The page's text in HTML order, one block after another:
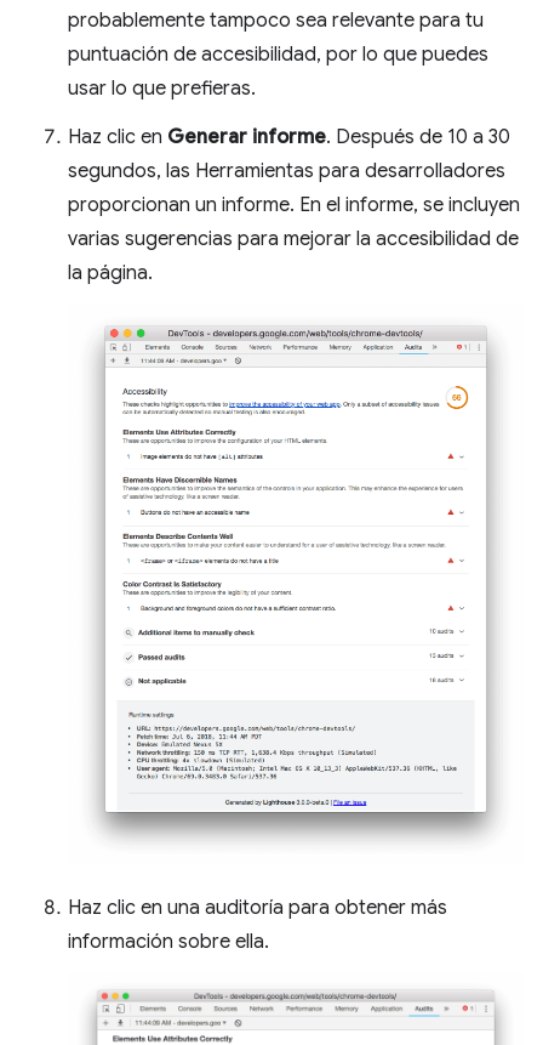
probablemente tampoco sea relevante para tu
puntuación de accesibilidad, por lo que puedes
usar lo que prefieras.
Haz clic en Generar informe. Después de 10 a 30
segundos, las Herramientas para desarrolladores
proporcionan un informe. En el informe, se incluyen
varias sugerencias para mejorar la accesibilidad de
la página.
Haz clic en una auditoría para obtener más
información sobre ella.